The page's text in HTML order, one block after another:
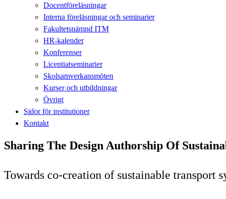
Docentföreläsningar
Interna föreläsningar och seminarier
Fakultetsnämnd ITM
HR-kalender
Konferenser
Licentiatseminarier
Skolsamverkansmöten
Kurser och utbildningar
Övrigt
Sidor för institutioner
Kontakt
Sharing The Design Authorship Of
Towards co-creation of sustainable transport